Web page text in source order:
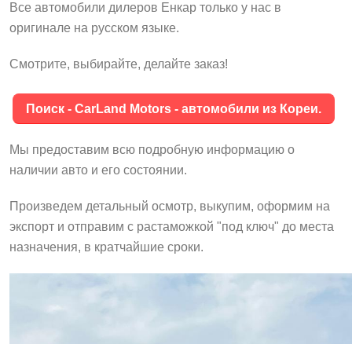
Все автомобили дилеров Енкар только у нас в
оригинале на русском языке.
Смотрите, выбирайте, делайте заказ!
Поиск - CarLand Motors - автомобили из Кореи.
Мы предоставим всю подробную информацию о
наличии авто и его состоянии.
Произведем детальный осмотр, выкупим, оформим на
экспорт и отправим с растаможкой "под ключ" до места
назначения, в кратчайшие сроки.